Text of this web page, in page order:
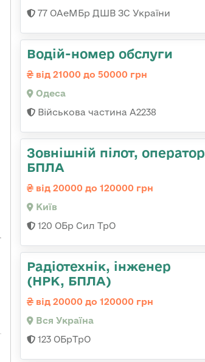
77 ОАеМБр ДШВ ЗС України
Водій-номер обслуги
від 21000 до 50000 грн
Одеса
Військова частина А2238
Зовнішній пілот, оператор
БПЛА
від 20000 до 120000 грн
Київ
120 ОБр Сил ТрО
Радіотехнік, інженер
(НРК, БПЛА)
від 20000 до 120000 грн
Вся Україна
123 ОБрТрО